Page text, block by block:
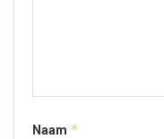
Naam *